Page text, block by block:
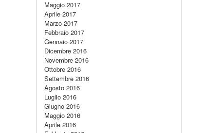
Maggio 2017
Aprile 2017
Marzo 2017
Febbraio 2017
Gennaio 2017
Dicembre 2016
Novembre 2016
Ottobre 2016
Settembre 2016
Agosto 2016
Luglio 2016
Giugno 2016
Maggio 2016
Aprile 2016